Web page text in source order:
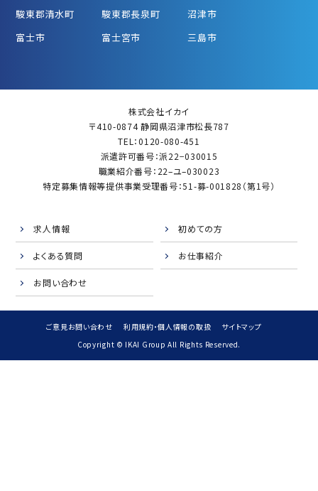
駿東郡清水町 駿東郡長泉町
沼津市
富士市
富士宮市 三島市
株式会社イカイ
〒410-0874 静岡県沼津市松長787
TEL：0120-080-451
派遣許可番号：派22−030015
職業紹介番号：22–ユ–030023
特定募集情報等提供事業受理番号：51-募-001828（第1号）
求人情報 初めての方
よくある質問 お仕事紹介
お問い合わせ
ご意見お問い合わせ 利用規約・個人情報の取扱
サイトマップ
Copyright © IKAI Group All Rights Reserved.